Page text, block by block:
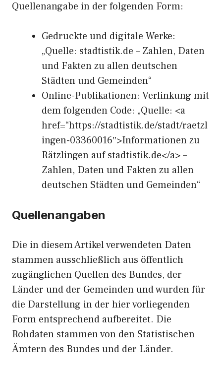
Quellenangabe in der folgenden Form:
Gedruckte und digitale Werke:
„Quelle: stadtistik.de – Zahlen, Daten
und Fakten zu allen deutschen
Städten und Gemeinden“
Online-Publikationen: Verlinkung mit
dem folgenden Code: „Quelle: <a
href=“https://stadtistik.de/stadt/raetzl
ingen-03360016″>Informationen zu
Rätzlingen auf stadtistik.de</a> –
Zahlen, Daten und Fakten zu allen
deutschen Städten und Gemeinden“
Quellenangaben
Die in diesem Artikel verwendeten Daten
stammen ausschließlich aus öffentlich
zugänglichen Quellen des Bundes, der
Länder und der Gemeinden und wurden für
die Darstellung in der hier vorliegenden
Form entsprechend aufbereitet. Die
Rohdaten stammen von den Statistischen
Ämtern des Bundes und der Länder.